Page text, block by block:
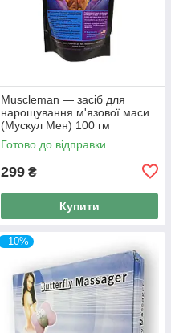
Muscleman — засіб для
нарощування м'язової маси
(Мускул Мен) 100 гм
Готово до відправки
299 ₴
Купити
–10%